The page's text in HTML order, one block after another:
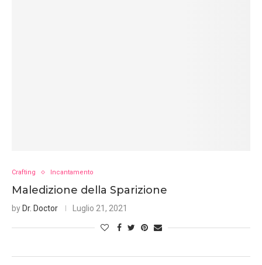
Crafting Incantamento
Maledizione della Sparizione
by Dr. Doctor Luglio 21, 2021